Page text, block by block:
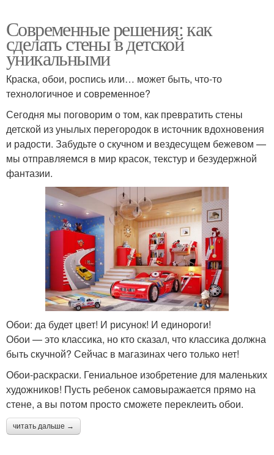
Современные решения: как
сделать стены в детской
уникальными
Краска, обои, роспись или… может быть, что-то
технологичное и современное?
Сегодня мы поговорим о том, как превратить стены
детской из унылых перегородок в источник вдохновения
и радости. Забудьте о скучном и вездесущем бежевом —
мы отправляемся в мир красок, текстур и безудержной
фантазии.
Обои: да будет цвет! И рисунок! И единороги!
Обои — это классика, но кто сказал, что классика должна
быть скучной? Сейчас в магазинах чего только нет!
Обои-раскраски. Гениальное изобретение для маленьких
художников! Пусть ребенок самовыражается прямо на
стене, а вы потом просто сможете переклеить обои.
читать дальше →